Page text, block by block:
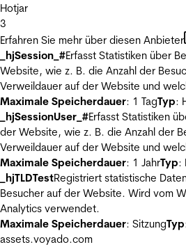
Hotjar
3
Erfahren Sie mehr über diesen Anbieter
_hjSession_#Erfasst Statistiken über
Website, wie z. B. die Anzahl der
Verweildauer auf der Website und
Maximale Speicherdauer: 1 TagTyp:
_hjSessionUser_#Erfasst Statistiken
der Website, wie z. B. die Anzahl der
Verweildauer auf der Website und
Maximale Speicherdauer: 1 JahrTyp:
_hjTLDTestRegistriert statistische
Besucher auf der Website. Wird vom
Analytics verwendet.
Maximale Speicherdauer: SitzungTyp
assets.voyado.com